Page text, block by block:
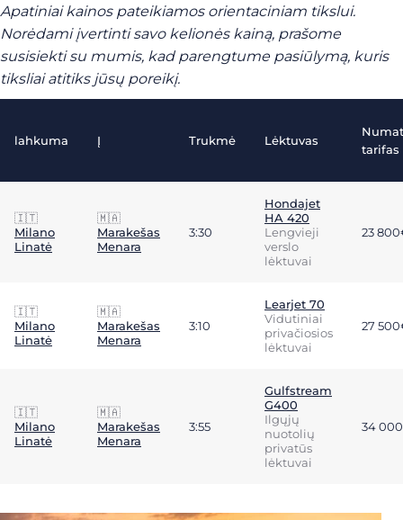
Apatiniai kainos pateikiamos orientaciniam tikslui.
Norėdami įvertinti savo kelionės kainą, prašome
susisiekti su mumis, kad parengtume pasiūlymą, kuris
tiksliai atitiks jūsų poreikį.
lahkuma Į Trukmė Lėktuvas
tarifas
🇮🇹
Milano
Linatė
🇲🇦
Marakešas
Menara
3:30
Hondajet
HA 420
Lengvieji
verslo
lėktuvai
23
🇮🇹
Milano
Linatė
🇲🇦
Marakešas
Menara
3:10
Learjet 70
Vidutiniai
privačiosios
lėktuvai
27
🇮🇹
Milano
Linatė
🇲🇦
Marakešas
Menara
3:55
Gulfstream
G400
Ilgųjų
nuotolių
privatūs
lėktuvai
34